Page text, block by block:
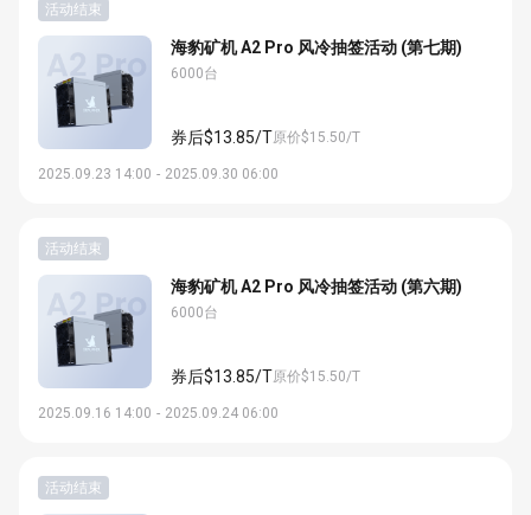
活动结束
海豹矿机 A2 Pro 风冷抽签活动 (第七期)
6000台
券后$13.85/T原价$15.50/T
2025.09.23 14:00 - 2025.09.30 06:00
活动结束
海豹矿机 A2 Pro 风冷抽签活动 (第六期)
6000台
券后$13.85/T原价$15.50/T
2025.09.16 14:00 - 2025.09.24 06:00
活动结束